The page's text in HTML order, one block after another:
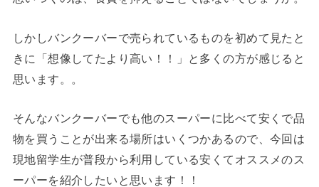
しかしバンクーバーで売られているものを初めて見たと
きに「想像してたより高い！！」と多くの方が感じると
思います。。
そんなバンクーバーでも他のスーパーに比べて安くで品
物を買うことが出来る場所はいくつかあるので、今回は
現地留学生が普段から利用している安くてオススメのス
ーパーを紹介したいと思います！！